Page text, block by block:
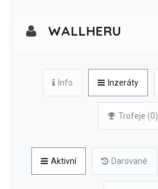
WALLHERU
Info Inzeráty
Trofeje (0)
Aktivní Darované